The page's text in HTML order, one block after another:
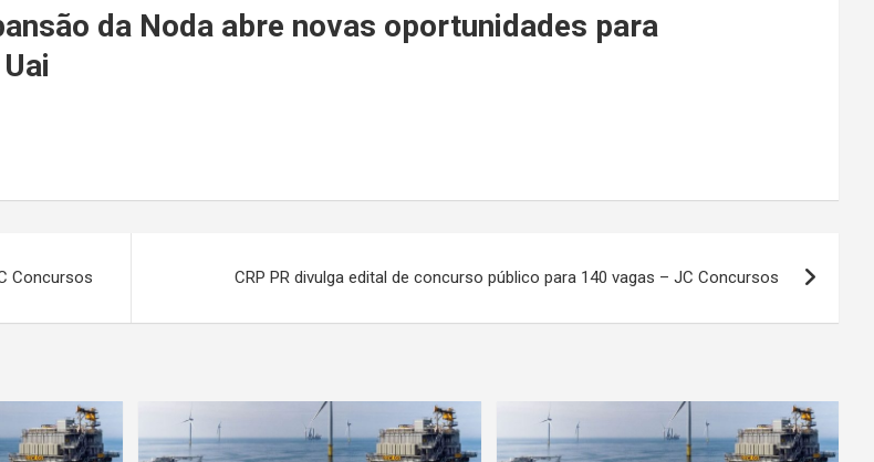
da Noda abre novas oportunidades para
Concursos CRP PR divulga edital de concurso público para 140 vagas – JC Concursos